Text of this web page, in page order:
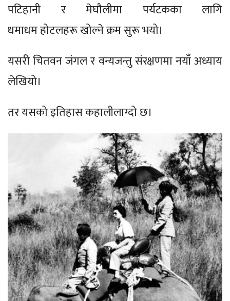
पटिहानी र मेघौलीमा पर्यटकका लागि
धमाधम होटलहरू खोल्ने क्रम सुरू भयो।
यसरी चितवन जंगल र वन्यजन्तु संरक्षणमा नयाँ अध्याय
लेखियो।
तर यसको इतिहास कहालीलाग्दो छ।